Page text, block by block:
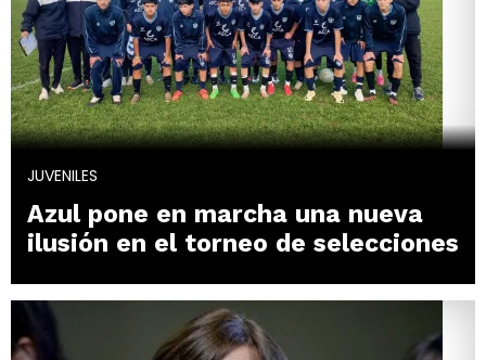
JUVENILES
Azul pone en marcha una nueva
ilusión en el torneo de selecciones